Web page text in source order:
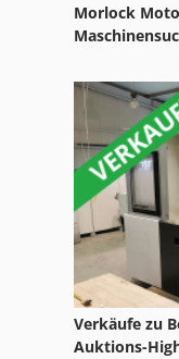
Kgs 1670
Leit Und
Ls 703
Meh 5 2 1 8 B
Motor
Nc Drehmaschine
Nc Fräsmaschine
Morlock
Verkäufe zu
Auktions-